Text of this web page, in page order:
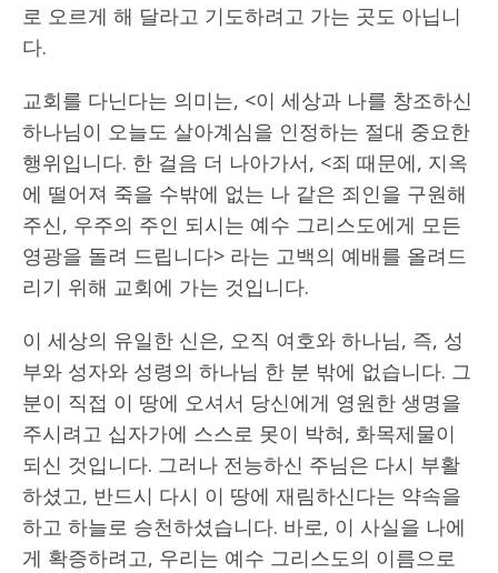
로 오르게 해 달라고 기도하려고 가는 곳도 아닙니
다.
교회를 다닌다는 의미는, <이 세상과 나를 창조하신
하나님이 오늘도 살아계심을 인정하는 절대 중요한
행위입니다. 한 걸음 더 나아가서, <죄 때문에, 지옥
에 떨어져 죽을 수밖에 없는 나 같은 죄인을 구원해
주신, 우주의 주인 되시는 예수 그리스도에게 모든
영광을 돌려 드립니다> 라는 고백의 예배를 올려드
리기 위해 교회에 가는 것입니다.
이 세상의 유일한 신은, 오직 여호와 하나님, 즉, 성
부와 성자와 성령의 하나님 한 분 밖에 없습니다. 그
분이 직접 이 땅에 오셔서 당신에게 영원한 생명을
주시려고 십자가에 스스로 못이 박혀, 화목제물이
되신 것입니다. 그러나 전능하신 주님은 다시 부활
하셨고, 반드시 다시 이 땅에 재림하신다는 약속을
하고 하늘로 승천하셨습니다. 바로, 이 사실을 나에
게 확증하려고, 우리는 예수 그리스도의 이름으로